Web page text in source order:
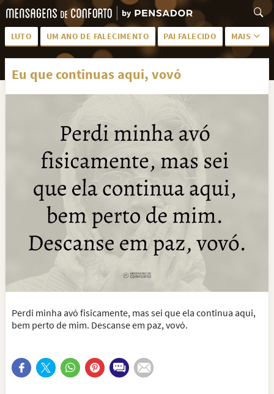
LUTO UM ANO DE FALECIMENTO PAI FALECIDO MAIS
LUTO PARA AMIGA PALAVRAS
SAUDADES DA MÃE
PÊSAMES PARA AMIGA DESCANSE EM PAZ
MEUS SENTIMENTOS PÊSAMES PARA AMIGO
FRASES DE LUTO PARA AMIGO
TODAS AS CATEGORIAS
Eu que continuas aqui, vovó
Perdi minha avó fisicamente, mas sei que ela continua aqui,
bem perto de mim. Descanse em paz, vovó.